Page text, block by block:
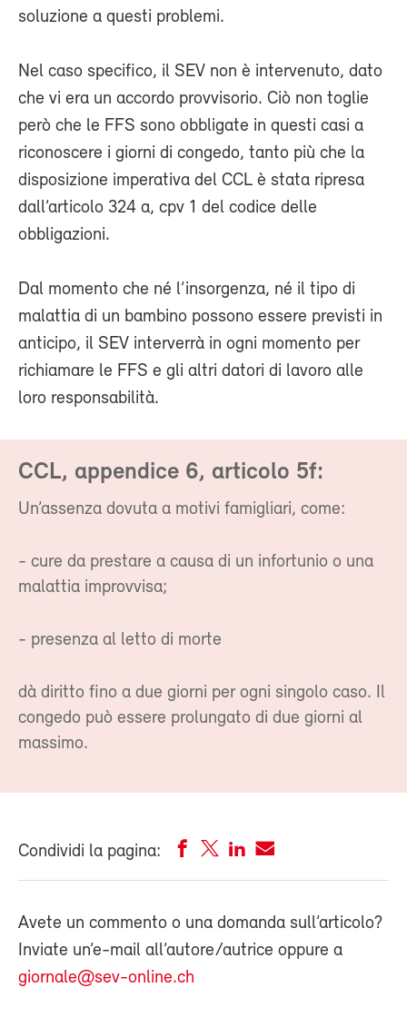
soluzione a questi problemi.
Nel caso specifico, il SEV non è intervenuto, dato
che vi era un accordo provvisorio. Ciò non toglie
però che le FFS sono obbligate in questi casi a
riconoscere i giorni di congedo, tanto più che la
disposizione imperativa del CCL è stata ripresa
dall’articolo 324 a, cpv 1 del codice delle
obbligazioni.
Dal momento che né l’insorgenza, né il tipo di
malattia di un bambino possono essere previsti in
anticipo, il SEV interverrà in ogni momento per
richiamare le FFS e gli altri datori di lavoro alle
loro responsabilità.
CCL, appendice 6, articolo 5f:
Un’assenza dovuta a motivi famigliari, come:
- cure da prestare a causa di un infortunio o una
malattia improvvisa;
- presenza al letto di morte
dà diritto fino a due giorni per ogni singolo caso. Il
congedo può essere prolungato di due giorni al
massimo.
Condividi la pagina:
Avete un commento o una domanda sull’articolo?
Inviate un’e-mail all’autore/autrice oppure a
giornale@sev-online.ch